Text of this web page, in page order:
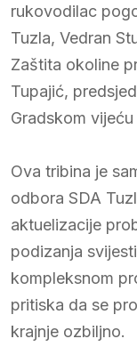
rukovodilac
Tuzla, Vedran
Zaštita okoline
Tupajić,
Gradskom vijeću
Ova tribina je
odbora SDA
aktuelizacije
podizanja
kompleksnom
pritiska da se
krajnje ozbiljno.